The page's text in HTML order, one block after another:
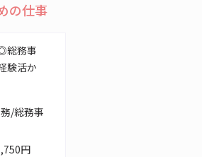
の仕事
総務事
験活か
/総務事
円